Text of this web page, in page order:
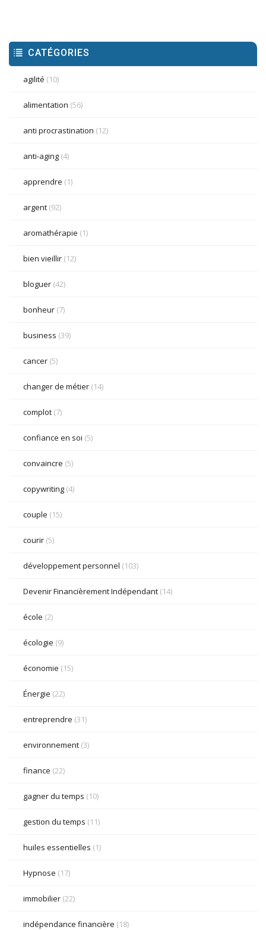
CATÉGORIES
agilité (10)
alimentation (56)
anti procrastination (12)
anti-aging (4)
apprendre (1)
argent (92)
aromathérapie (1)
bien vieillir (12)
bloguer (42)
bonheur (7)
business (39)
cancer (5)
changer de métier (14)
complot (7)
confiance en soi (5)
convaincre (5)
copywriting (4)
couple (15)
courir (5)
développement personnel (103)
Devenir Financièrement Indépendant (14)
école (2)
écologie (9)
économie (15)
Énergie (22)
entreprendre (31)
environnement (3)
finance (22)
gagner du temps (10)
gestion du temps (11)
huiles essentielles (1)
Hypnose (17)
immobilier (22)
indépendance financière (18)